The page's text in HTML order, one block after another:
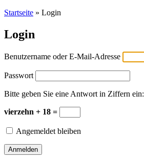
Startseite » Login
Login
Benutzername oder E-Mail-Adresse
Passwort
Bitte geben Sie eine Antwort in Ziffern ein:
vierzehn + 18 =
Angemeldet bleiben